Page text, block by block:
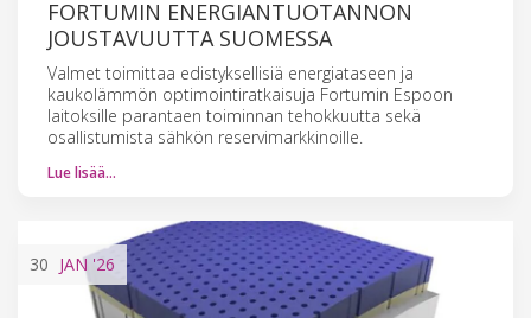
FORTUMIN ENERGIANTUOTANNON
JOUSTAVUUTTA SUOMESSA
Valmet toimittaa edistyksellisiä energiataseen ja
kaukolämmön optimointiratkaisuja Fortumin Espoon
laitoksille parantaen toiminnan tehokkuutta sekä
osallistumista sähkön reservimarkkinoille.
Lue lisää…
30 JAN '26